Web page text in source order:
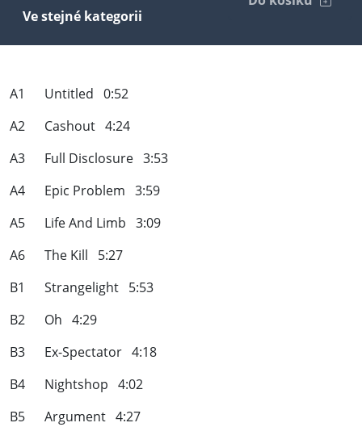
Ve stejné kategorii
A1 Untitled 0:52
A2 Cashout 4:24
A3 Full Disclosure 3:53
A4 Epic Problem 3:59
A5 Life And Limb 3:09
A6 The Kill 5:27
B1 Strangelight 5:53
B2 Oh 4:29
B3 Ex-Spectator 4:18
B4 Nightshop 4:02
B5 Argument 4:27